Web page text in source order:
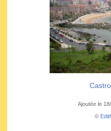
Ajoutée le
©